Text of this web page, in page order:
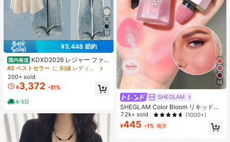
11
¥3,448 節約
国内発送 KDXD2026 レジャー ファッ
ション ロングサイズ 夏服 女性 ワイ
ルドスタイル ボア付きトップス ワイ
ルドスタイル ロングスカート 3点セ
ット UVカット 軽量 通気性 袖付き
ヒップカバー効果 通気性抜群 サイズ
豊富
#2 ベストセラー
に 刺繍 レディースコーデ
200+ sold
¥3,372 -51%
4-5日
15
SHEGLAM
SHEGLAM Color Bloom リキッドチ
ークマット仕上げ-Love Cake チー
ク 女性と女の子のためのブランドビ
ューティーコスメメイクアップ
7.2k+ sold (1000+)
¥445 -1% 概算